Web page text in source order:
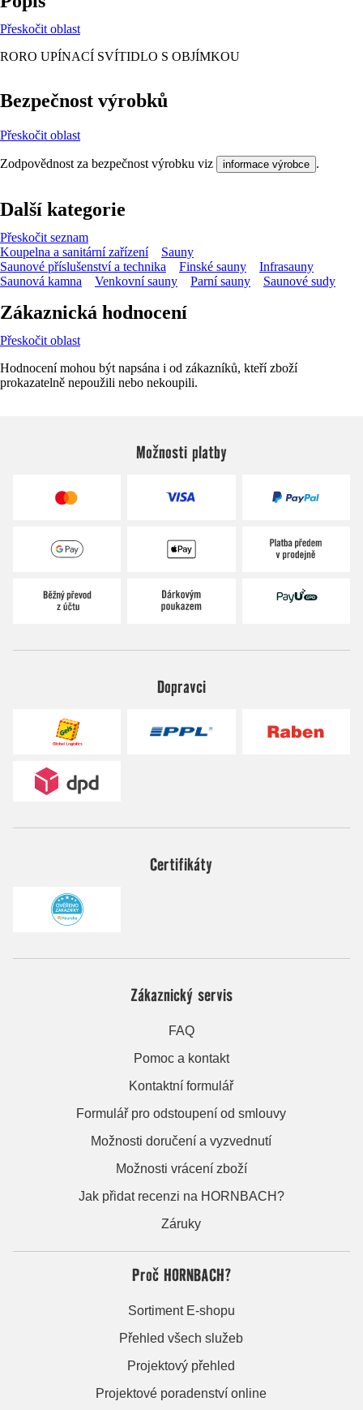
Přeskočit oblast
RORO UPÍNACÍ SVÍTIDLO S OBJÍMKOU
Bezpečnost výrobků
Přeskočit oblast
Zodpovědnost za bezpečnost výrobku viz informace výrobce .
Další kategorie
Přeskočit seznam
Koupelna a sanitární zařízení
Sauny
Saunové příslušenství a technika
Finské sauny
Infrasauny
Saunová kamna
Venkovní sauny Parní sauny Saunové sudy
Zákaznická hodnocení
Přeskočit oblast
Hodnocení mohou být napsána i od zákazníků, kteří zboží
prokazatelně nepoužili nebo nekoupili.
Možnosti platby
Dopravci
Certifikáty
Zákaznický servis
FAQ
Pomoc a kontakt
Kontaktní formulář
Formulář pro odstoupení od smlouvy
Možnosti doručení a vyzvednutí
Možnosti vrácení zboží
Jak přidat recenzi na HORNBACH?
Záruky
Proč HORNBACH?
Sortiment E-shopu
Přehled všech služeb
Projektový přehled
Projektové poradenství online